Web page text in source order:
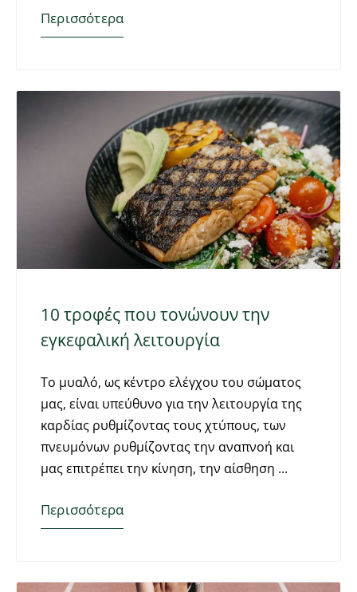
Περισσότερα
10 τροφές που τονώνουν την
εγκεφαλική λειτουργία
Το μυαλό, ως κέντρο ελέγχου του σώματος
μας, είναι υπεύθυνο για την λειτουργία της
καρδίας ρυθμίζοντας τους χτύπους, των
πνευμόνων ρυθμίζοντας την αναπνοή και
μας επιτρέπει την κίνηση, την αίσθηση
Περισσότερα